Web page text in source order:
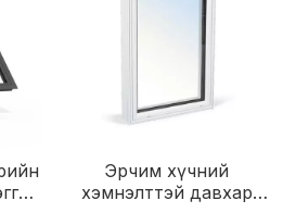
Эрчим хүчний
хэмнэлттэй давхар